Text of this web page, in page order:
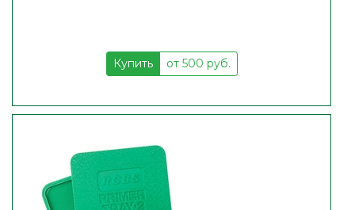
Купить от 500 руб.